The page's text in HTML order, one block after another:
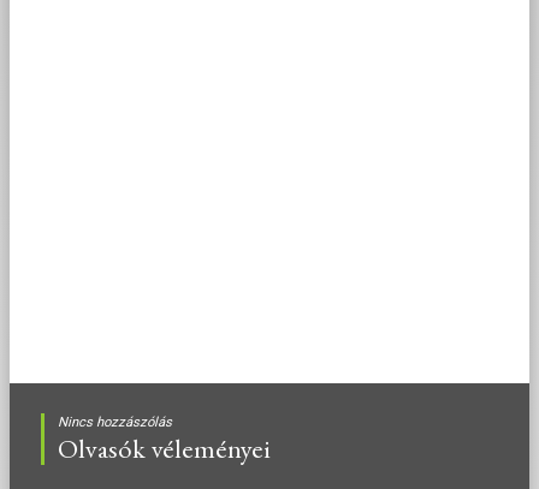
Nincs hozzászólás
Olvasók véleményei